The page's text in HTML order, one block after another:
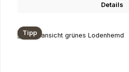
Details
Tipp